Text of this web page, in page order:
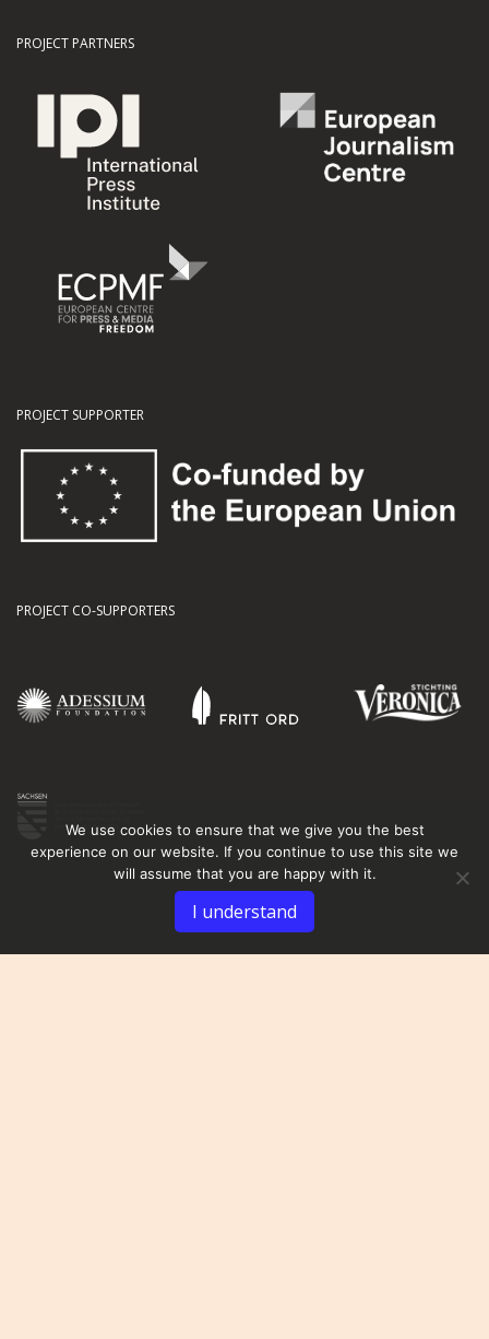
PROJECT PARTNERS
PROJECT SUPPORTER
PROJECT CO-SUPPORTERS
We use cookies to ensure that we give you the best
experience on our website. If you continue to use this site we
will assume that you are happy with it.
I understand